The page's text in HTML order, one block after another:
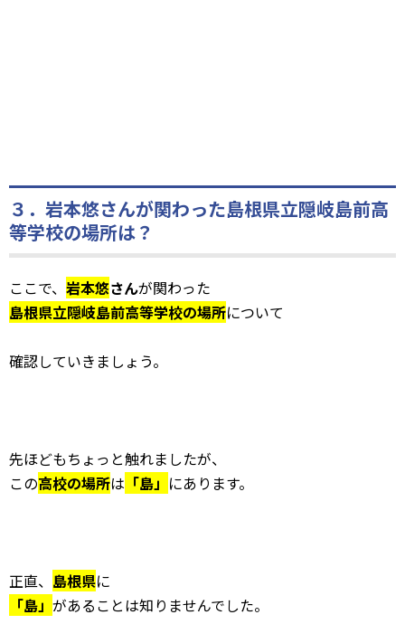
３．岩本悠さんが関わった島根県立隠岐島前高
等学校の場所は？
ここで、 岩本悠さんが関わった
島根県立隠岐島前高等学校の場所について
確認していきましょう。
先ほどもちょっと触れましたが、
この高校の場所は 「島」 にあります。
正直、 島根県に
「島」 があることは知りませんでした。